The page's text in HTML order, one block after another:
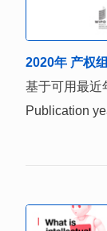
2020年 产权
基于可用最近
Publication